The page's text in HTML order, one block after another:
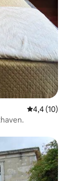
4,4 (10)